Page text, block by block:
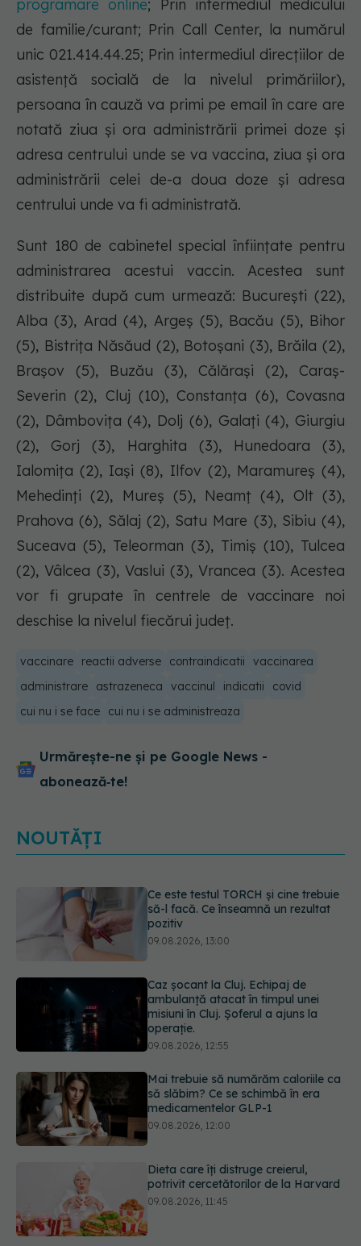
programare online; Prin intermediul medicului
de familie/curant; Prin Call Center, la numărul
unic 021.414.44.25; Prin intermediul direcțiilor de
asistență socială de la nivelul primăriilor),
persoana în cauză va primi pe email în care are
notată ziua și ora administrării primei doze și
adresa centrului unde se va vaccina, ziua și ora
administrării celei de-a doua doze și adresa
centrului unde va fi administrată.
Sunt 180 de cabinetel special înființate pentru
administrarea acestui vaccin. Acestea sunt
distribuite după cum urmează: București (22),
Alba (3), Arad (4), Argeș (5), Bacău (5), Bihor
(5), Bistrița Năsăud (2), Botoșani (3), Brăila (2),
Brașov (5), Buzău (3), Călărași (2), Caraș-
Severin (2), Cluj (10), Constanța (6), Covasna
(2), Dâmbovița (4), Dolj (6), Galați (4), Giurgiu
(2), Gorj (3), Harghita (3), Hunedoara (3),
Ialomița (2), Iași (8), Ilfov (2), Maramureș (4),
Mehedinți (2), Mureș (5), Neamț (4), Olt (3),
Prahova (6), Sălaj (2), Satu Mare (3), Sibiu (4),
Suceava (5), Teleorman (3), Timiș (10), Tulcea
(2), Vâlcea (3), Vaslui (3), Vrancea (3). Acestea
vor fi grupate în centrele de vaccinare noi
deschise la nivelul fiecărui județ.
vaccinare reactii adverse contraindicatii
vaccinarea
administrare
astrazeneca vaccinul indicatii
covid
cui nu i se face
cui nu i se administreaza
Urmărește-ne și pe Google News -
abonează‑te!
NOUTĂȚI
09.08.2026, 13:00
Caz șocant la Cluj. Echipaj de
ambulanță atacat în timpul unei
misiuni în Cluj. Șoferul a ajuns la
operație.
Mai trebuie să numărăm caloriile ca
să slăbim? Ce se schimbă în era
medicamentelor GLP-1
09.08.2026, 12:00
Dieta care îți distruge creierul,
potrivit cercetătorilor de la Harvard
Cum folosești uleiul esențial de
rozmarin pentru a opri căderea
părului